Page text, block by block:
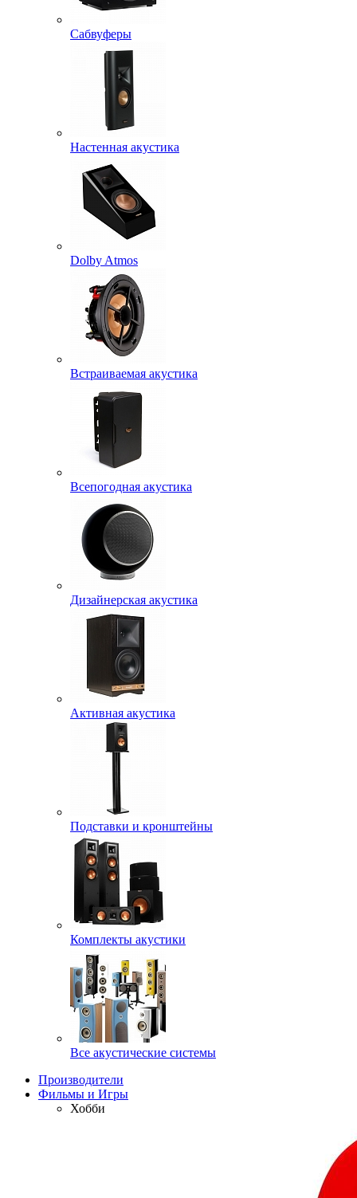
Сабвуферы
Настенная акустика
Dolby Atmos
Встраиваемая акустика
Всепогодная акустика
Дизайнерская акустика
Активная акустика
Подставки и кронштейны
Комплекты акустики
Все акустические системы
Производители
Фильмы и Игры
Хобби